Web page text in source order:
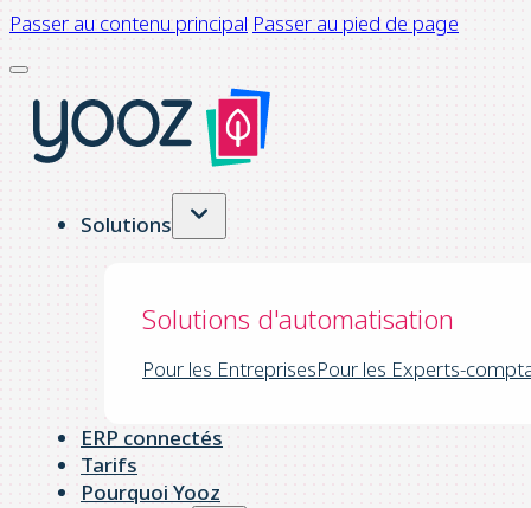
Passer au contenu principal Passer au pied de page
Solutions
Solutions d'automatisation
Pour les EntreprisesPour les Experts-
ERP connectés
Tarifs
Pourquoi Yooz